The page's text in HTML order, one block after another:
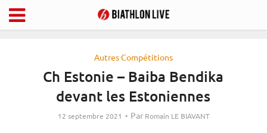
Autres Compétitions
Ch Estonie – Baiba Bendika
devant les Estoniennes
12 septembre 2021 Par Romain LE BIAVANT